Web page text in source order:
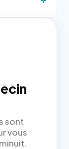
sont
vous